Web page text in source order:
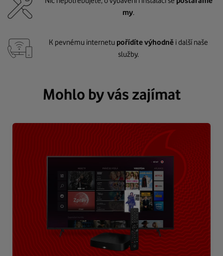
my.
K pevnému internetu pořídíte výhodně i další naše
služby.
Mohlo by vás zajímat